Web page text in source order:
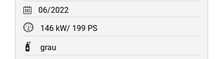
06/2022
146 kW/ 199 PS
grau